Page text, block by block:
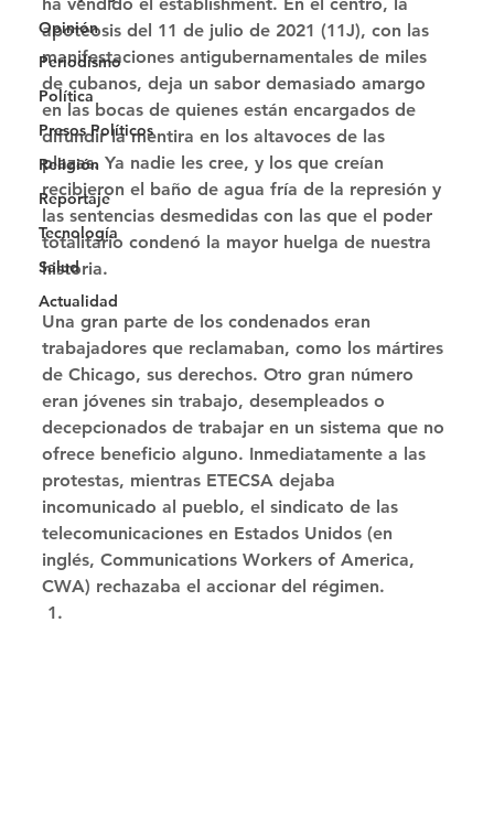
Opinión
Periodismo
Política
Presos Políticos
Religión
Reportaje
Tecnología
Salud
Actualidad
apoteosis del 11 de julio de 2021 (11J), con las
manifestaciones antigubernamentales de miles
de cubanos, deja un sabor demasiado amargo
en las bocas de quienes están encargados de
difundir la mentira en los altavoces de las
plazas. Ya nadie les cree, y los que creían
recibieron el baño de agua fría de la represión y
las sentencias desmedidas con las que el poder
totalitario condenó la mayor huelga de nuestra
historia.
Una gran parte de los condenados eran
trabajadores que reclamaban, como los mártires
de Chicago, sus derechos. Otro gran número
eran jóvenes sin trabajo, desempleados o
decepcionados de trabajar en un sistema que no
ofrece beneficio alguno. Inmediatamente a las
protestas, mientras ETECSA dejaba
incomunicado al pueblo, el sindicato de las
telecomunicaciones en Estados Unidos (en
inglés, Communications Workers of America,
CWA) rechazaba el accionar del régimen.